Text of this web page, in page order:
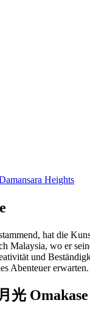
Heights
hat die
Malaysia, wo er
und
Abenteuer erwarten.
光 Omakase